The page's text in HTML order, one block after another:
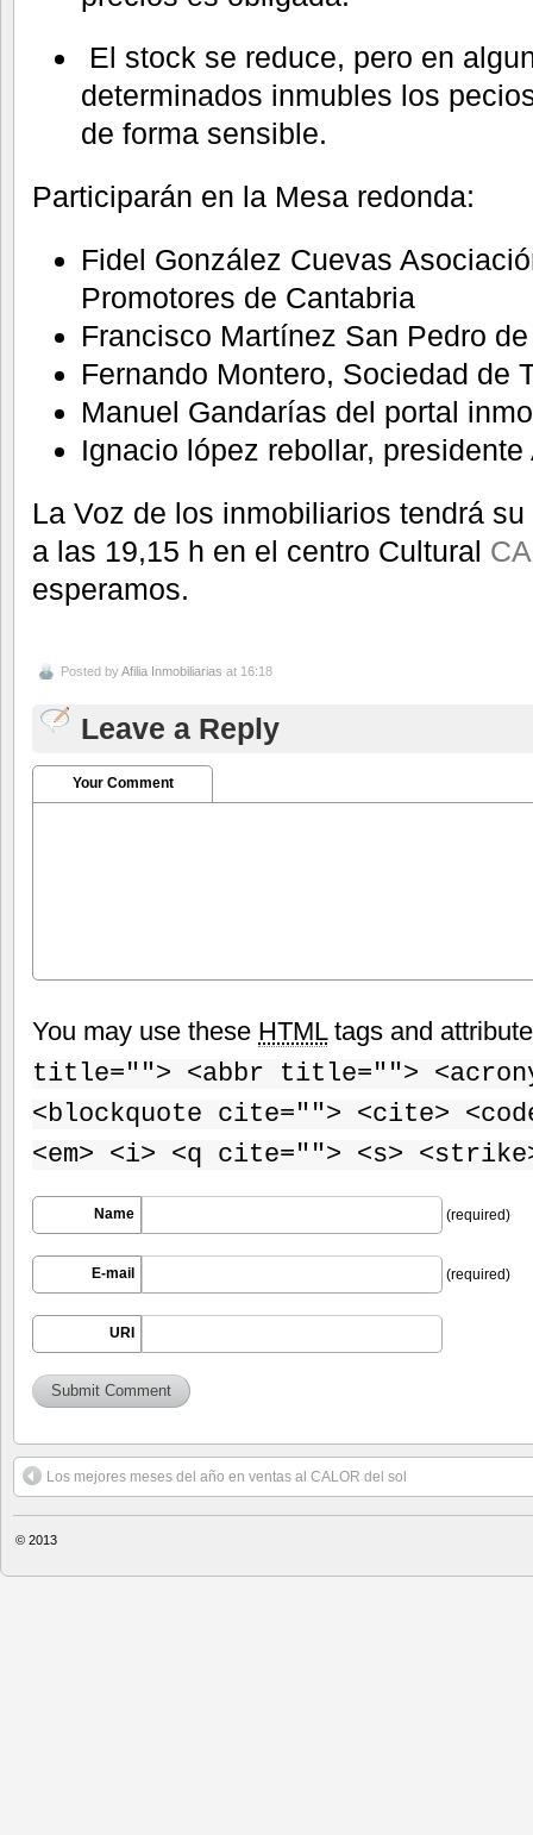
El stock se reduce, pero en
determinados inmubles los
de forma sensible.
Participarán en la Mesa redonda:
Fidel González Cuevas
Promotores de Cantabria
Francisco Martínez San Pedro
Fernando Montero, Sociedad de
Manuel Gandarías del portal
Ignacio lópez rebollar,
La Voz de los inmobiliarios tendrá
a las 19,15 h en el centro Cultural
esperamos.
Posted byAfilia Inmobiliarias at 16:18
Leave a Reply
Your Comment
You may use these HTMLtags and
title=""> <abbr title="">
<blockquote cite=""> <cite>
<em> <i> <q cite=""> <s>
Name (required)
E-mail (required)
URI
Los mejores meses del año en ventas al CALOR del sol
© 2013